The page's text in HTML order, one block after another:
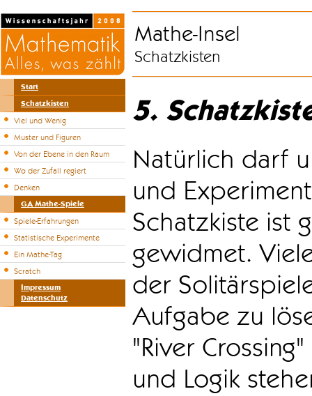
Start
Schatzkisten
Viel und Wenig
Muster und Figuren
Von der Ebene in den Raum
Wo der Zufall regiert
Denken
GA Mathe-Spiele
Spiele-Erfahrungen
Statistische Experimente
Ein Mathe-Tag
Scratch
Impressum
Datenschutz
Mathe-Insel
Schatzkisten
5.
Natürlich darf
und
Schatzkiste ist
gewidmet.
der
Aufgabe zu
"River
und Logik